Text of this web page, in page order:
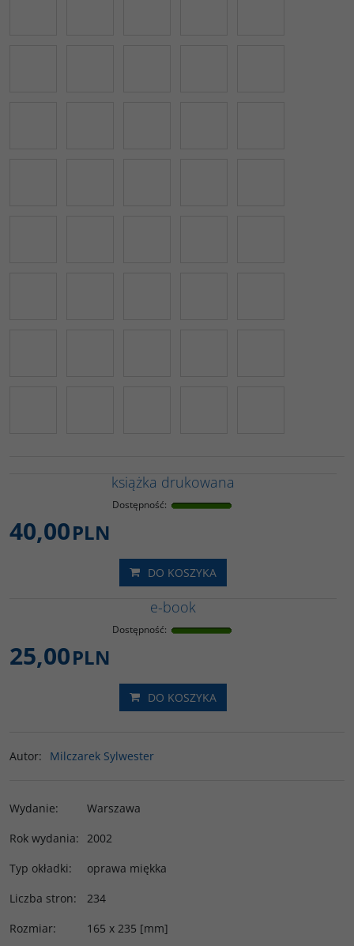
książka drukowana
Dostępność:
40,00PLN
DO KOSZYKA
e-book
Dostępność:
25,00PLN
DO KOSZYKA
Autor: Milczarek Sylwester
Wydanie:
Warszawa
Rok wydania: 2002
Typ okładki:
oprawa miękka
Liczba stron:
234
Rozmiar:
165 x 235 [mm]